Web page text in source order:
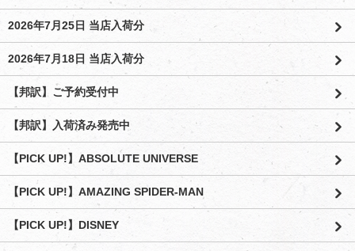
2026年7月25日 当店入荷分
2026年7月18日 当店入荷分
【邦訳】ご予約受付中
【邦訳】入荷済み発売中
【PICK UP!】ABSOLUTE UNIVERSE
【PICK UP!】AMAZING SPIDER-MAN
【PICK UP!】DISNEY